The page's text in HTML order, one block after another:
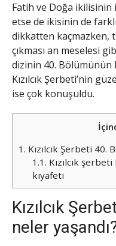
Fatih ve Doğa
etse de ikisinin de
dikkatten kaçmazken,
çıkması an meselesi
dizinin 40.
Kızılcık Şerbeti’nin
ise çok konuşuldu.
1. Kızılcık Şerbeti 40.
1.1. Kızılcık
kıyafeti
Kızılcık
neler